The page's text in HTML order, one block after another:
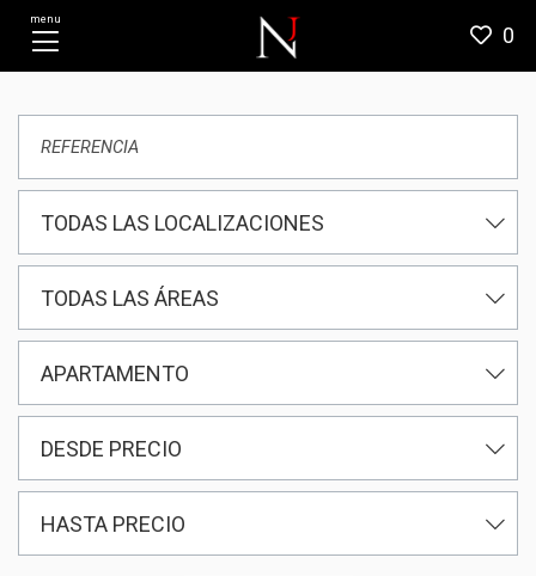
menu
0
TODAS LAS LOCALIZACIONES
TODAS LAS ÁREAS
APARTAMENTO
DESDE PRECIO
HASTA PRECIO